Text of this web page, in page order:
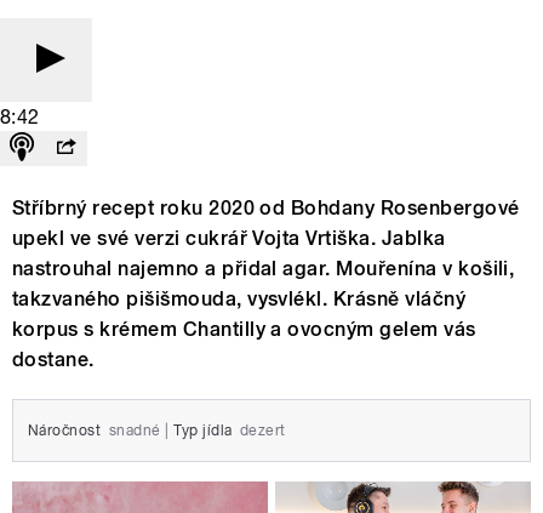
8:42
Stříbrný recept roku 2020 od Bohdany Rosenbergové
upekl ve své verzi cukrář Vojta Vrtiška. Jablka
nastrouhal najemno a přidal agar. Mouřenína v košili,
takzvaného pišišmouda, vysvlékl. Krásně vláčný
korpus s krémem Chantilly a ovocným gelem vás
dostane.
Náročnost snadné Typ jídla dezert